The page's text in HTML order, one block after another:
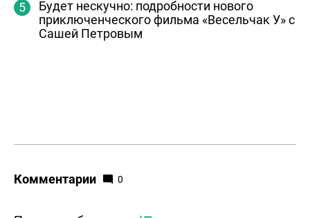
Будет нескучно: подробности нового
приключенческого фильма «Весельчак У» с
Сашей Петровым
Комментарии 0